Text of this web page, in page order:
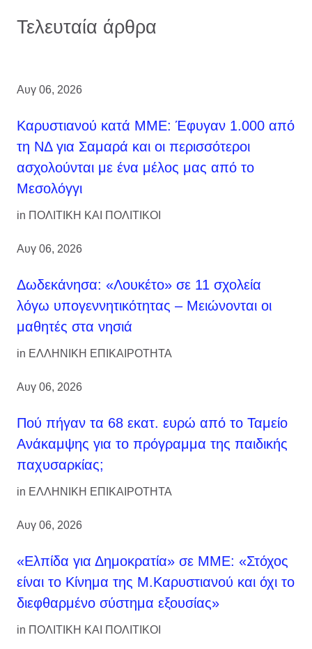
Τελευταία άρθρα
Αυγ 06, 2026
Καρυστιανού κατά ΜΜΕ: Έφυγαν 1.000 από
τη ΝΔ για Σαμαρά και οι περισσότεροι
ασχολούνται με ένα μέλος μας από το
Μεσολόγγι
in ΠΟΛΙΤΙΚΗ ΚΑΙ ΠΟΛΙΤΙΚΟΙ
Αυγ 06, 2026
Δωδεκάνησα: «Λουκέτο» σε 11 σχολεία
λόγω υπογεννητικότητας – Μειώνονται οι
μαθητές στα νησιά
in ΕΛΛΗΝΙΚΗ ΕΠΙΚΑΙΡΟΤΗΤΑ
Αυγ 06, 2026
Πού πήγαν τα 68 εκατ. ευρώ από το Ταμείο
Ανάκαμψης για το πρόγραμμα της παιδικής
παχυσαρκίας;
in ΕΛΛΗΝΙΚΗ ΕΠΙΚΑΙΡΟΤΗΤΑ
Αυγ 06, 2026
«Ελπίδα για Δημοκρατία» σε ΜΜΕ: «Στόχος
είναι το Κίνημα της Μ.Καρυστιανού και όχι το
διεφθαρμένο σύστημα εξουσίας»
in ΠΟΛΙΤΙΚΗ ΚΑΙ ΠΟΛΙΤΙΚΟΙ